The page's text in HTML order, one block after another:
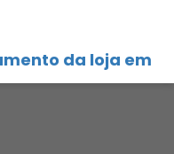
da loja em